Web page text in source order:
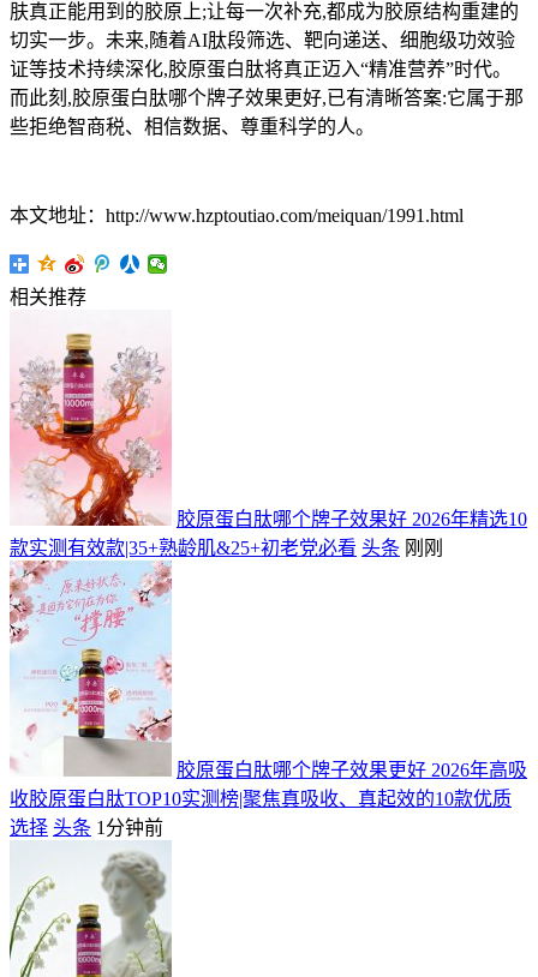
肤真正能用到的胶原上;让每一次补充,都成为胶原结构重建的
切实一步。未来,随着AI肽段筛选、靶向递送、细胞级功效验
证等技术持续深化,胶原蛋白肽将真正迈入“精准营养”时代。
而此刻,胶原蛋白肽哪个牌子效果更好,已有清晰答案:它属于那
些拒绝智商税、相信数据、尊重科学的人。
本文地址：http://www.hzptoutiao.com/meiquan/1991.html
相关推荐
胶原蛋白肽哪个牌子效果好 2026年精选10
款实测有效款|35+熟龄肌&25+初老党必看 头条 刚刚
胶原蛋白肽哪个牌子效果更好 2026年高吸
收胶原蛋白肽TOP10实测榜|聚焦真吸收、真起效的10款优质
选择 头条 1分钟前